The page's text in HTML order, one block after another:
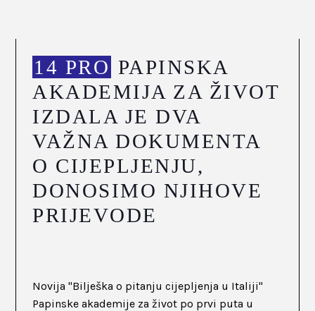
14 PRO PAPINSKA
AKADEMIJA ZA ŽIVOT
IZDALA JE DVA
VAŽNA DOKUMENTA
O CIJEPLJENJU,
DONOSIMO NJIHOVE
PRIJEVODE
Novija "Bilješka o pitanju cijepljenja u Italiji"
Papinske akademije za život po prvi puta u